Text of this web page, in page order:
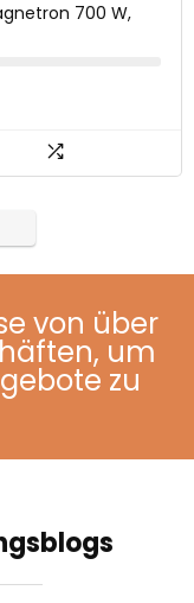
700 W,
von über
um
zu